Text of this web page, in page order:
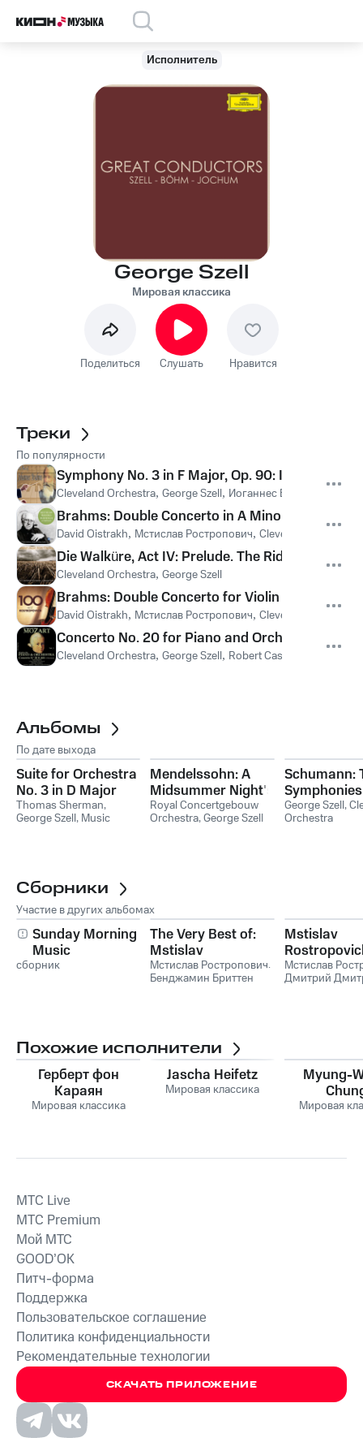
Исполнитель
George Szell
Мировая классика
Поделиться Слушать Нравится
Треки
По популярности
Symphony No. 3 in F Major, Op. 90: III. Poco
Cleveland Orchestra, George Szell, Иоганнес Брамс
Brahms: Double Concerto in A Minor, Op. 102:
David Oistrakh, Мстислав Ростропович, Cleveland Orchestra
Die Walküre, Act IV: Prelude. The Ride of the
Cleveland Orchestra, George Szell
Brahms: Double Concerto for Violin and Cello in
David Oistrakh, Мстислав Ростропович, Cleveland Orchestra
Concerto No. 20 for Piano and Orchestra in D
Cleveland Orchestra, George Szell, Robert Casadesus
Альбомы
По дате выхода
Suite for Orchestra
No. 3 in D Major
Thomas Sherman,
George Szell, Music
Mendelssohn: A
Midsummer Night's
Dream, Incidental
Music, Op. 61;
Royal Concertgebouw
Orchestra,George Szell
Schumann:
George Szell
George Szell,
Orchestra
Сборники
Участие в других альбомах
Sunday Morning
Music
сборник
The Very Best of:
Mstislav
Rostropovich
Мстислав Ростропович,
Бенджамин Бриттен
Mstislav
Мстислав
Дмитрий
Похожие исполнители
Герберт фон
Караян
Мировая классика
Jascha Heifetz
Мировая классика
Myung-
Мировая
СКАЧАТЬ ПРИЛОЖЕНИЕ
MTС Live
MTС Premium
Мой МТС
GOOD’OK
Питч-форма
Поддержка
Пользовательское соглашение
Политика конфиденциальности
Рекомендательные технологии